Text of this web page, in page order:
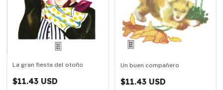
La gran fiesta del otoño
$11.43 USD
Un buen compañero
$11.43 USD